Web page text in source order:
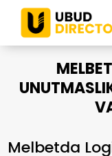
Melbetda